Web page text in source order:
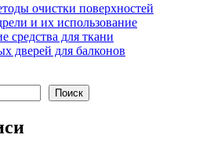
очистки поверхностей
и их использование
средства для ткани
дверей для балконов
Поиск